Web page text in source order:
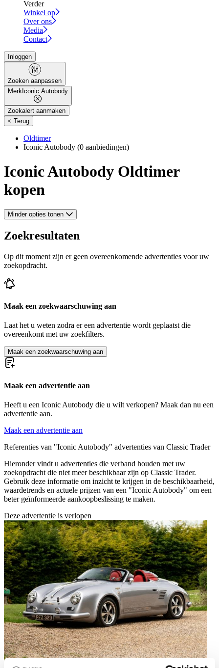
Verder
Winkel op
Over ons
Media
Contact
Inloggen
Zoeken aanpassen
Merk Iconic Autobody
Zoekalert aanmaken
< Terug |
Oldtimer
Iconic Autobody (0 aanbiedingen)
Iconic Autobody Oldtimer
kopen
Minder opties tonen
Zoekresultaten
Op dit moment zijn er geen overeenkomende advertenties voor uw
zoekopdracht.
Maak een zoekwaarschuwing aan
Laat het u weten zodra er een advertentie wordt geplaatst die
overeenkomt met uw zoekfilters.
Maak een zoekwaarschuwing aan
Maak een advertentie aan
Heeft u een Iconic Autobody die u wilt verkopen? Maak dan nu een
advertentie aan.
Maak een advertentie aan
Referenties van "Iconic Autobody" advertenties van Classic Trader
Hieronder vindt u advertenties die verband houden met uw
zoekopdracht die niet meer beschikbaar zijn op Classic Trader.
Gebruik deze informatie om inzicht te krijgen in de beschikbaarheid,
waardetrends en actuele prijzen van een "Iconic Autobody" om een
beter geïnformeerde aankoopbeslissing te maken.
Deze advertentie is verlopen